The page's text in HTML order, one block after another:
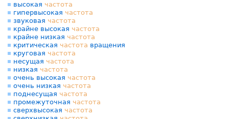
высокая частота
гипервысокая частота
звуковая частота
крайне высокая частота
крайне низкая частота
критическая частота вращения
круговая частота
несущая частота
низкая частота
очень высокая частота
очень низкая частота
поднесущая частота
промежуточная частота
сверхвысокая частота